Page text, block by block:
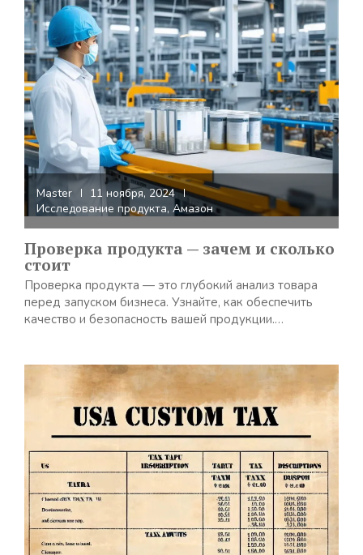
Master
11 ноября, 2024
Исследование продукта, Амазон
Проверка продукта — зачем и сколько
стоит
Проверка продукта — это глубокий анализ товара
перед запуском бизнеса. Узнайте, как обеспечить
качество и безопасность вашей продукции.…